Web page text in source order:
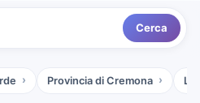
Cerca
Provincia di Cremona